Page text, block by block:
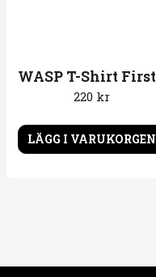
220 kr
LÄGG I VARUKORGEN